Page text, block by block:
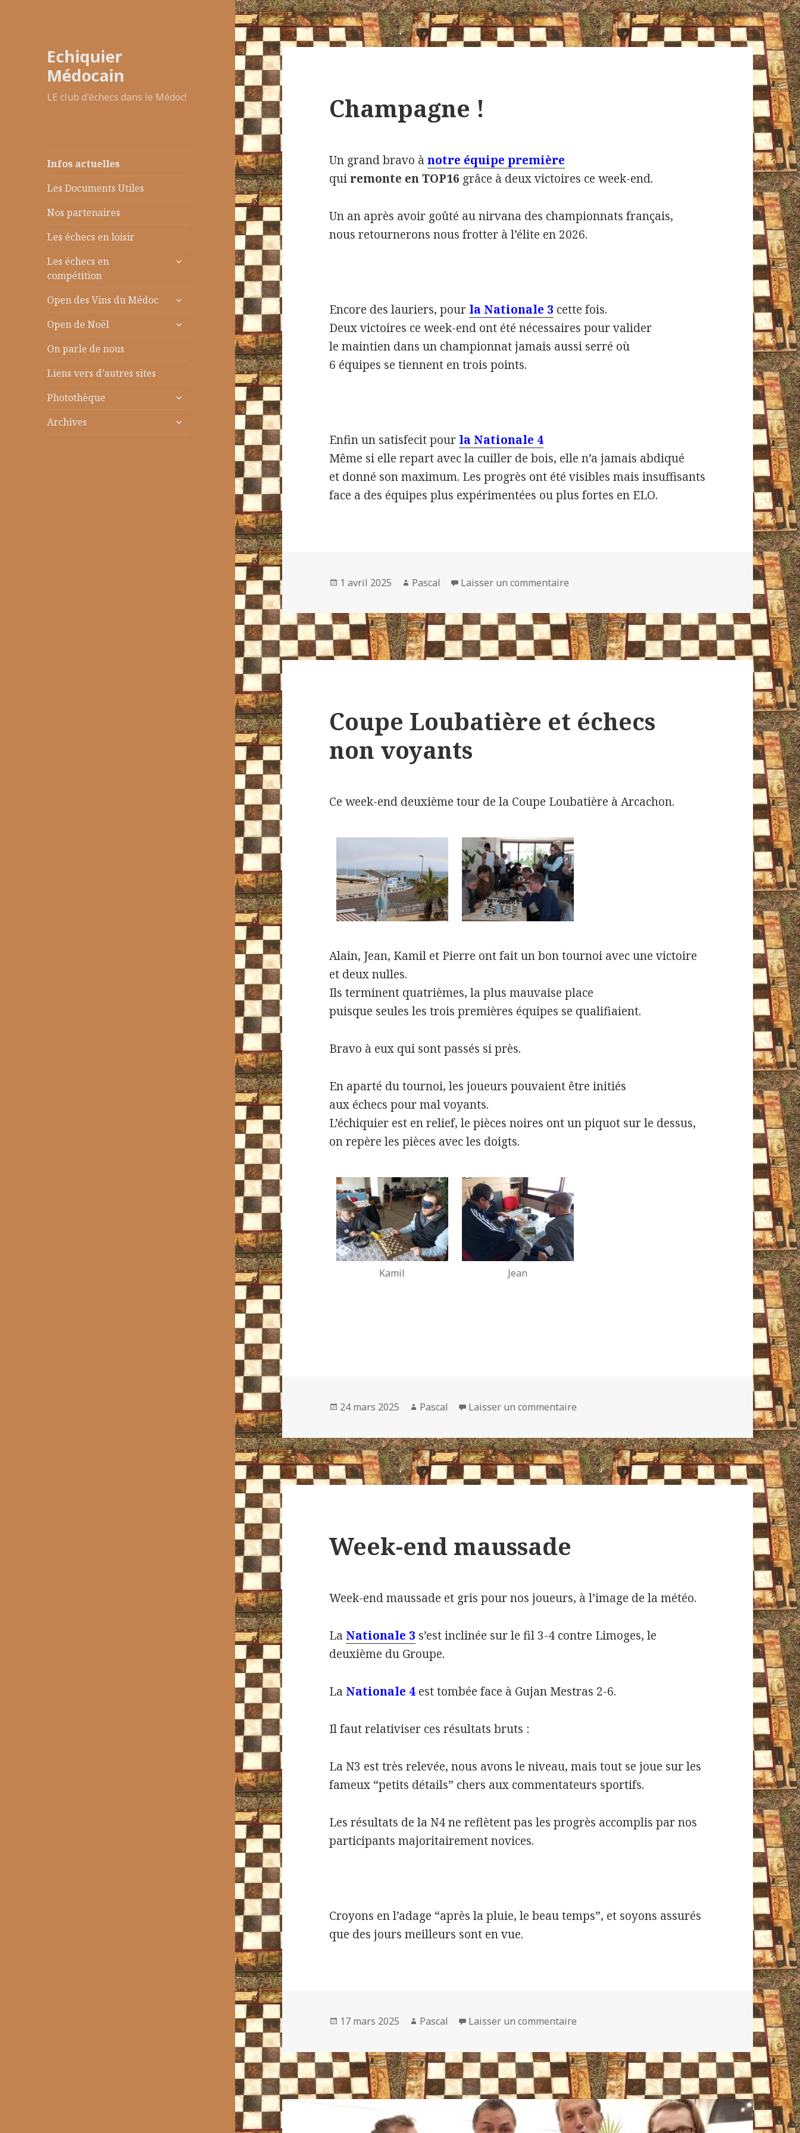
Echiquier
Médocain
LE club d'échecs dans le Médoc!
Infos actuelles
Les Documents Utiles
Nos partenaires
Les échecs en loisir
Les échecs en
compétition
ouvrir
menu
Open des Vins du Médoc
ouvrir
sous-
Open de Noël
ouvrir
On parle de nous
Liens vers d’autres sites
Photothèque
ouvrir
sous-
Archives
ouvrir
Infos
actuelles
Champagne !
Un grand bravo ànotre équipe première
qui remonte en TOP16 grâce à deux victoires ce week-end.
Un an après avoir goûté au nirvana des championnats français,
nous retournerons nous frotter à l’élite en 2026.
Encore des lauriers, pour la Nationale 3 cette fois.
Deux victoires ce week-end ont été nécessaires pour valider
le maintien dans un championnat jamais aussi serré où
6 équipes se tiennent en trois points.
Enfin un satisfecit pour la Nationale 4
Même si elle repart avec la cuiller de bois, elle n’a jamais abdiqué
et donné son maximum. Les progrès ont été visibles mais insuffisants
face a des équipes plus expérimentées ou plus fortes en ELO.
Publié
1 avril 2025 Auteur
Pascal Laisser un commentaire
Coupe Loubatière et échecs
non voyants
Ce week-end deuxième tour de la Coupe Loubatière à Arcachon.
Alain, Jean, Kamil et Pierre ont fait un bon tournoi avec une victoire
et deux nulles.
Ils terminent quatrièmes, la plus mauvaise place
puisque seules les trois premières équipes se qualifiaient.
Bravo à eux qui sont passés si près.
En aparté du tournoi, les joueurs pouvaient être initiés
aux échecs pour mal voyants.
L’échiquier est en relief, le pièces noires ont un piquot sur le dessus,
on repère les pièces avec les doigts.
Kamil Jean
Publié
24 mars 2025 Auteur
Pascal Laisser un commentaire sur Coupe Loubatière et échecs non voyants
Week-end maussade
Week-end maussade et gris pour nos joueurs, à l’image de la météo.
La Nationale 3 s’est inclinée sur le fil 3-4 contre Limoges, le
deuxième du Groupe.
La Nationale 4 est tombée face à Gujan Mestras 2-6.
Il faut relativiser ces résultats bruts :
La N3 est très relevée, nous avons le niveau, mais tout se joue sur les
fameux “petits détails” chers aux commentateurs sportifs.
Les résultats de la N4 ne reflètent pas les progrès accomplis par nos
participants majoritairement novices.
Croyons en l’adage “après la pluie, le beau temps”, et soyons assurés
que des jours meilleurs sont en vue.
Publié
17 mars 2025 Auteur
Pascal Laisser un commentaire